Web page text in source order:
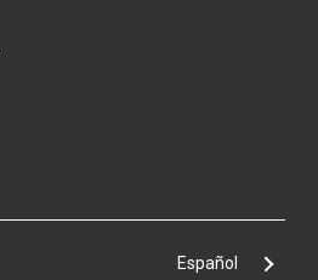
Español